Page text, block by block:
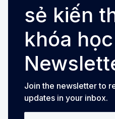
sẻ kiến
khóa
Join the newsletter to
updates in your inbox.